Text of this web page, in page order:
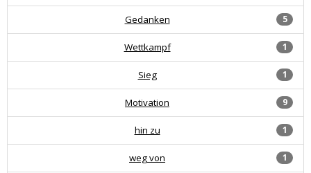
5
Gedanken
1
Wettkampf
1
Sieg
9
Motivation
1
hin zu
1
weg von